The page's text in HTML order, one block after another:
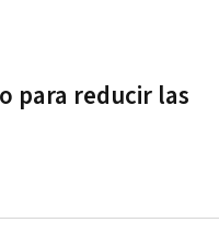
para reducir las